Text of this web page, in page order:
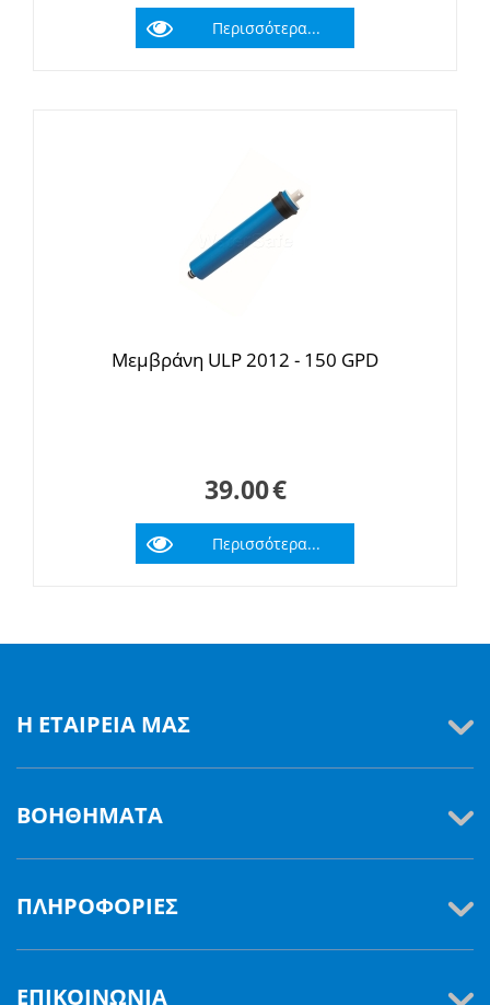
Περισσότερα...
Μεμβράνη ULP 2012 - 150 GPD
39.00€
Περισσότερα...
Η ΕΤΑΙΡΕΊΑ ΜΑΣ
ΒΟΗΘΉΜΑΤΑ
ΠΛΗΡΟΦΟΡΊΕΣ
ΕΠΙΚΟΙΝΩΝΊΑ